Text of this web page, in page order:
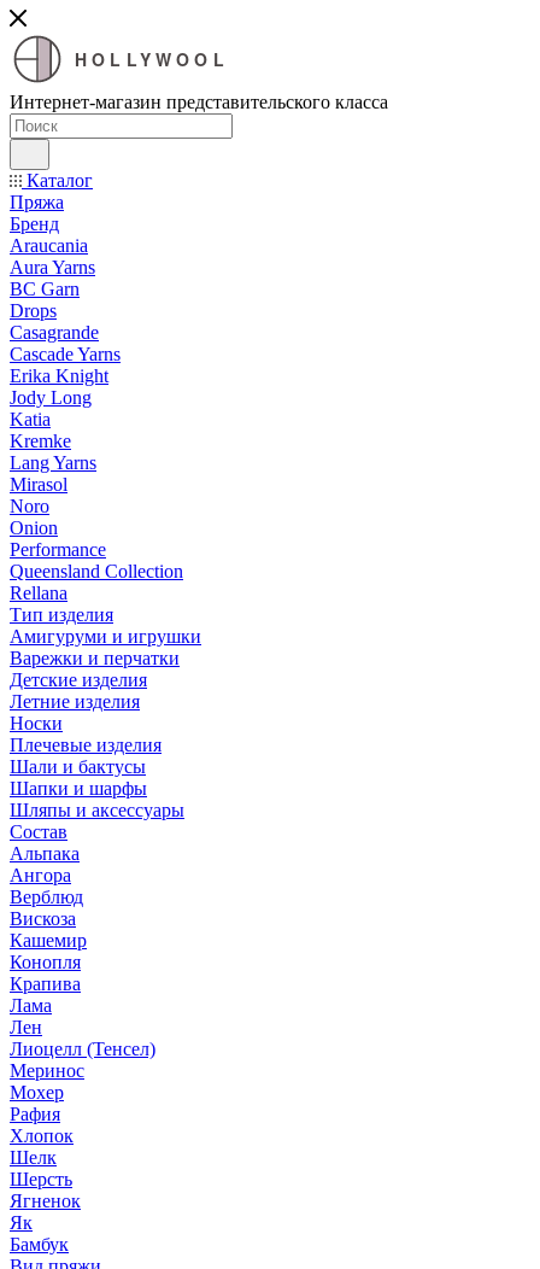
HOLLYWOOL
Интернет-магазин представительского класса
Каталог
Пряжа
Бренд
Araucania
Aura Yarns
BC Garn
Drops
Casagrande
Cascade Yarns
Erika Knight
Jody Long
Katia
Kremke
Lang Yarns
Mirasol
Noro
Onion
Performance
Queensland Collection
Rellana
Тип изделия
Амигуруми и игрушки
Варежки и перчатки
Детские изделия
Летние изделия
Носки
Плечевые изделия
Шали и бактусы
Шапки и шарфы
Шляпы и аксессуары
Состав
Альпака
Ангора
Верблюд
Вискоза
Кашемир
Конопля
Крапива
Лама
Лен
Лиоцелл (Тенсел)
Меринос
Мохер
Рафия
Хлопок
Шелк
Шерсть
Ягненок
Як
Бамбук